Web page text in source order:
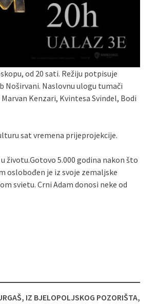
od 20 sati. Režiju potpisuje
Noširvani. Naslovnu ulogu tumači
Kenzari, Kvintesa Svindel, Bodi
sat vremena prijeprojekcije.
životu.Gotovo 5.000 godina nakon što
oslobođen je iz svoje zemaljske
svietu. Crni Adam donosi neke od
IZ BJELOPOLJSKOG POZORIŠTA,